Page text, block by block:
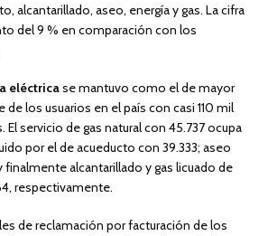
alcantarillado, aseo, energía y gas. La cifra
del 9 % en comparación con los
eléctricase mantuvo como el de mayor
los usuarios en el país con casi 110 mil
servicio de gas natural con 45.737 ocupa
por el de acueducto con 39.333; aseo
finalmente alcantarillado y gas licuado de
respectivamente.
de reclamación por facturación de los